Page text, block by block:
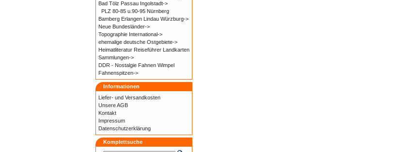
Bad Tölz Passau Ingolstadt->
PLZ 80-85 u.90-95 Nürnberg
Bamberg Erlangen Lindau Würzburg->
Neue Bundesländer->
Topographie International->
ehemalige deutsche Ostgebiete->
Heimatliteratur Reiseführer Landkarten
Sammlungen->
DDR - Nostalgie Fahnen Wimpel
Fahnenspitzen->
Informationen
Liefer- und Versandkosten
Unsere AGB
Kontakt
Impressum
Datenschutzerklärung
Komplettsuche